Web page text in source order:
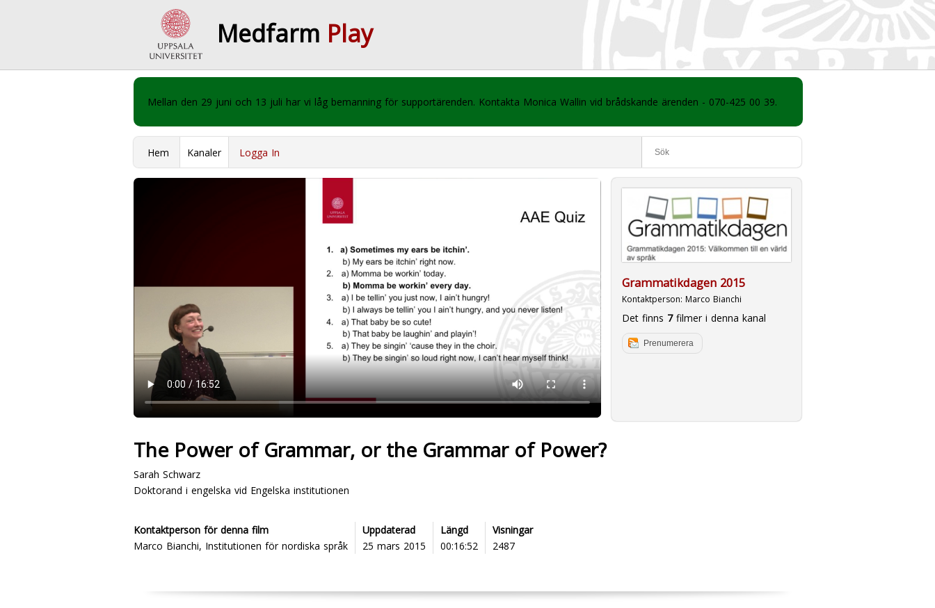
Medfarm Play
Mellan den 29 juni och 13 juli har vi låg bemanning för supportärenden. Kontakta Monica Wallin vid brådskande ärenden - 070-425 00 39.
Hem Kanaler Logga In
Grammatikdagen 2015
Kontaktperson: Marco Bianchi
Det finns 7filmer i denna kanal
Prenumerera
The Power of Grammar, or the Grammar of Power?
Sarah Schwarz
Doktorand i engelska vid Engelska institutionen
Kontaktperson för denna film
Marco Bianchi, Institutionen för nordiska språk
Uppdaterad
25 mars 2015
Längd
00:16:52
Visningar
2487